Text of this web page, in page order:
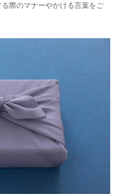
際のマナーやかける言葉をご